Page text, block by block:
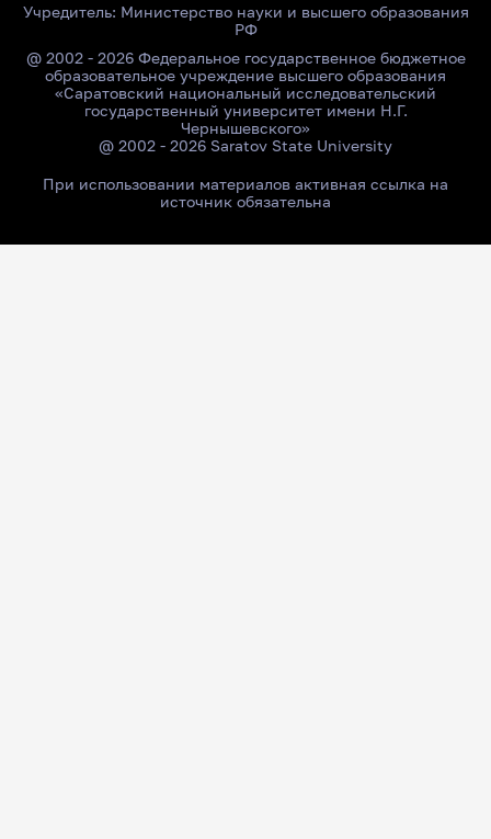
Учредитель: Министерство науки и высшего образования
РФ
@ 2002 - 2026 Федеральное государственное бюджетное
образовательное учреждение высшего образования
«Саратовский национальный исследовательский
государственный университет имени Н.Г.
Чернышевского»
@ 2002 - 2026 Saratov State University
При использовании материалов активная ссылка на
источник обязательна